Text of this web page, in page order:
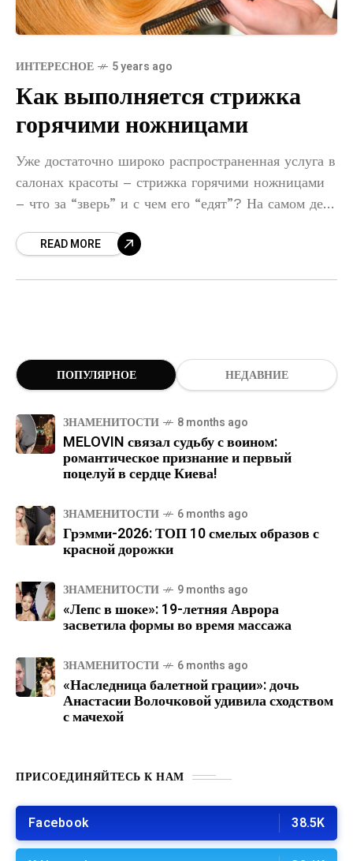
ИНТЕРЕСНОЕ 5 years ago
Как выполняется стрижка
горячими ножницами
Уже достаточно широко распространенная услуга в
салонах красоты – стрижка горячими ножницами
– что за “зверь” и с чем его “едят”? На самом деле
READ MORE
ПОПУЛЯРНОЕ НЕДАВНИЕ
ЗНАМЕНИТОСТИ 8 months ago
MELOVIN связал судьбу с воином:
романтическое признание и первый
поцелуй в сердце Киева!
ЗНАМЕНИТОСТИ 6 months ago
Грэмми-2026: ТОП 10 смелых образов с
красной дорожки
ЗНАМЕНИТОСТИ 9 months ago
«Лепс в шоке»: 19-летняя Аврора
засветила формы во время массажа
ЗНАМЕНИТОСТИ 6 months ago
«Наследница балетной грации»: дочь
Анастасии Волочковой удивила сходством
с мачехой
ПРИСОЕДИНЯЙТЕСЬ К НАМ
Facebook 38.5K